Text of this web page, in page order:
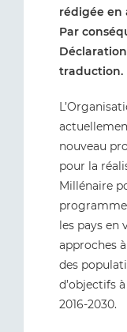
rédigée en
Par
traduction.
nouveau
pour la
Millénaire
les pays en
approches
des
d’objectifs
2016-2030.